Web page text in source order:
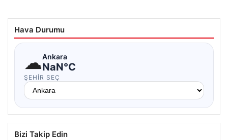
Hava Durumu
☁Ankara
NaN°C
ŞEHIR SEÇ
Bizi Takip Edin